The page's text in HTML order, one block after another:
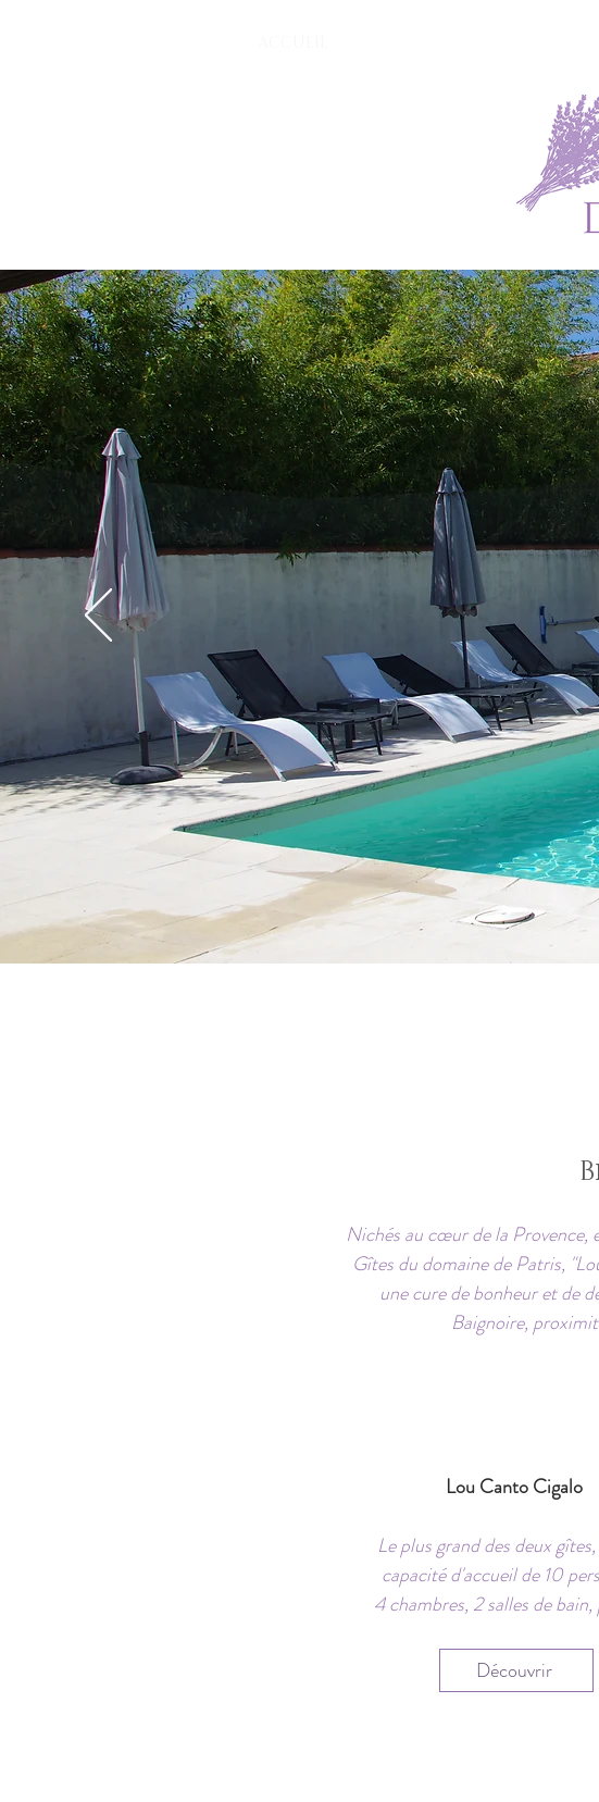
Nichés au cœur de la Provence,
Gîtes du domaine de Patris,
une cure de bonheur et de
Baignoire,
Lou Canto Cigalo
Le plus grand des deux
capacité d'accueil de 10
4 chambres, 2 salles de bain,
Découvrir